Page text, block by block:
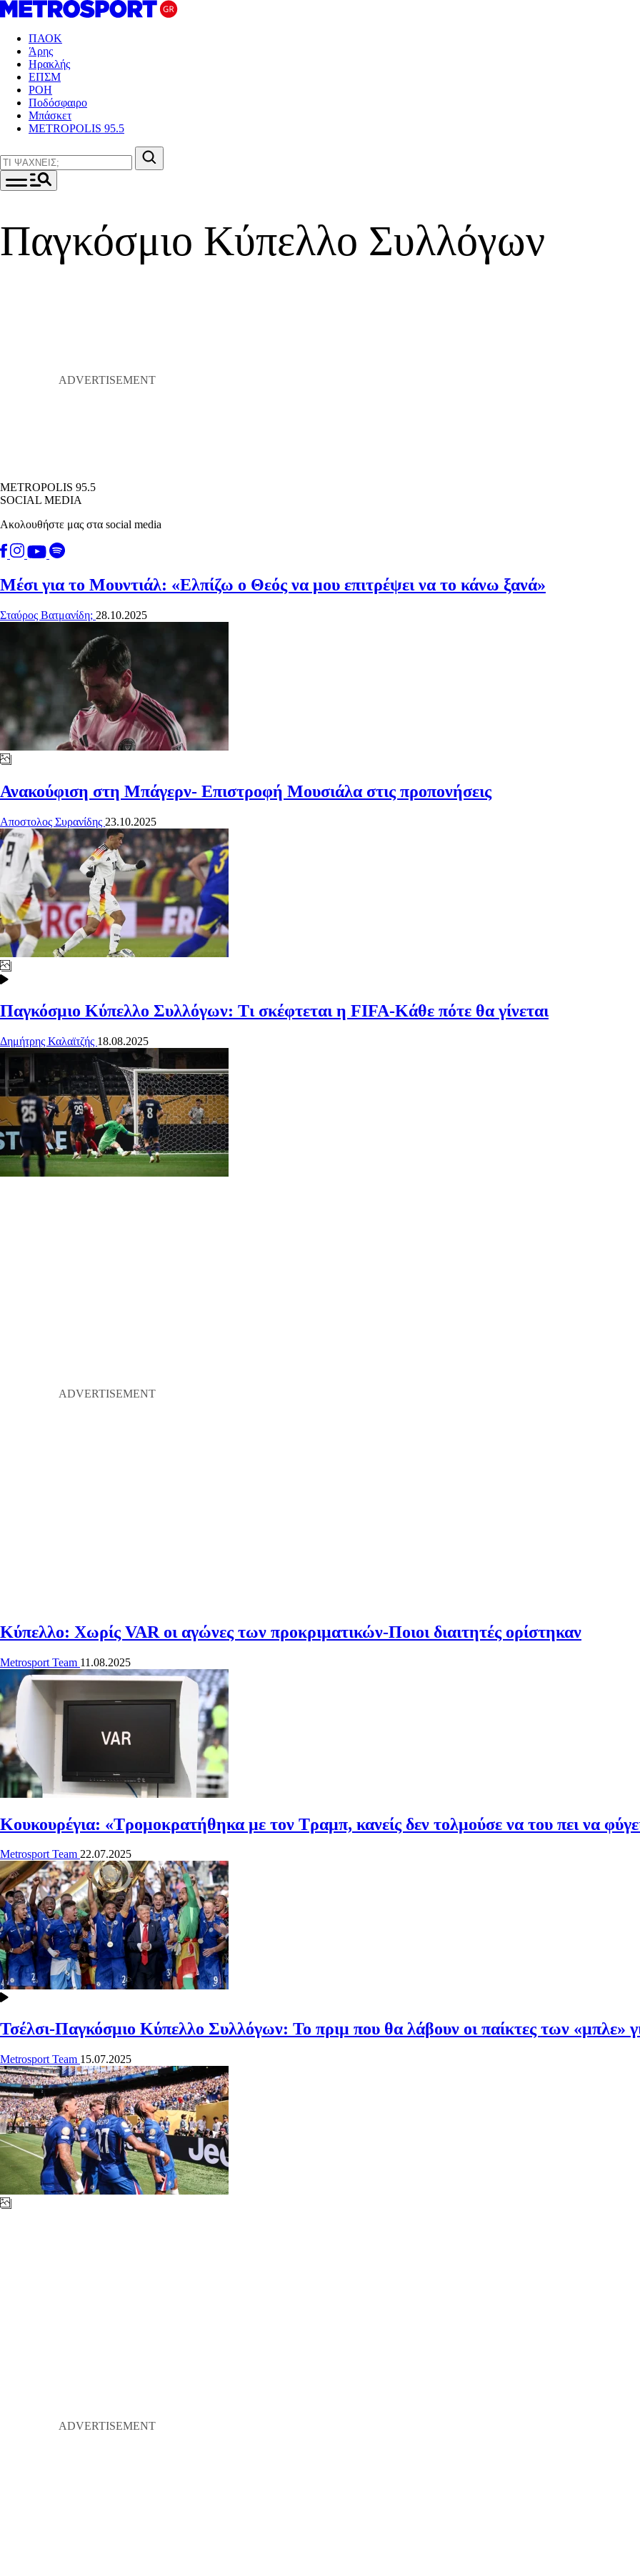
ΠΑΟΚ
Άρης
Ηρακλής
ΕΠΣΜ
ΡΟΗ
Ποδόσφαιρο
Μπάσκετ
METROPOLIS 95.5
Παγκόσμιο Κύπελλο Συλλόγων
METROPOLIS 95.5
SOCIAL MEDIA
Ακολουθήστε μας στα social media
Μέσι για το Μουντιάλ: «Ελπίζω ο Θεός να μου επιτρέψει να το κάνω ξανά»
Σταύρος Βατμανίδη; 28.10.2025
Ανακούφιση στη Μπάγερν- Επιστροφή Μουσιάλα στις προπονήσεις
Αποστολος Συρανίδης 23.10.2025
Παγκόσμιο Κύπελλο Συλλόγων: Τι σκέφτεται η FIFA-Κάθε πότε θα γίνεται
Δημήτρης Καλαϊτζής 18.08.2025
Κύπελλο: Χωρίς VAR οι αγώνες των προκριματικών-Ποιοι διαιτητές ορίστηκαν
Metrosport Team 11.08.2025
Κουκουρέγια: «Τρομοκρατήθηκα με τον Τραμπ, κανείς δεν τολμούσε να του πει να
Metrosport Team 22.07.2025
Τσέλσι-Παγκόσμιο Κύπελλο Συλλόγων: Το πριμ που θα λάβουν οι παίκτες των «μπλε»
Metrosport Team 15.07.2025